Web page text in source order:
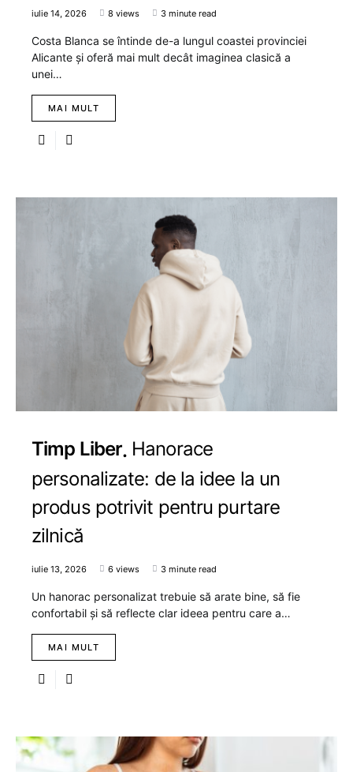
iulie 14, 2026 8 views 3 minute read
Costa Blanca se întinde de-a lungul coastei provinciei
Alicante și oferă mai mult decât imaginea clasică a
unei…
MAI MULT
Timp Liber Hanorace
personalizate: de la idee la un
produs potrivit pentru purtare
zilnică
iulie 13, 2026 6 views 3 minute read
Un hanorac personalizat trebuie să arate bine, să fie
confortabil și să reflecte clar ideea pentru care a…
MAI MULT